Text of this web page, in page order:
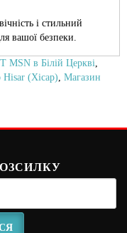
і стильний
вашої безпеки.
MSN в Білій Церкві
(Хісар)
Магазин